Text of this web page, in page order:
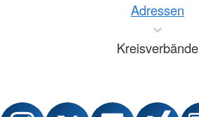
Adressen
Kreisverbände